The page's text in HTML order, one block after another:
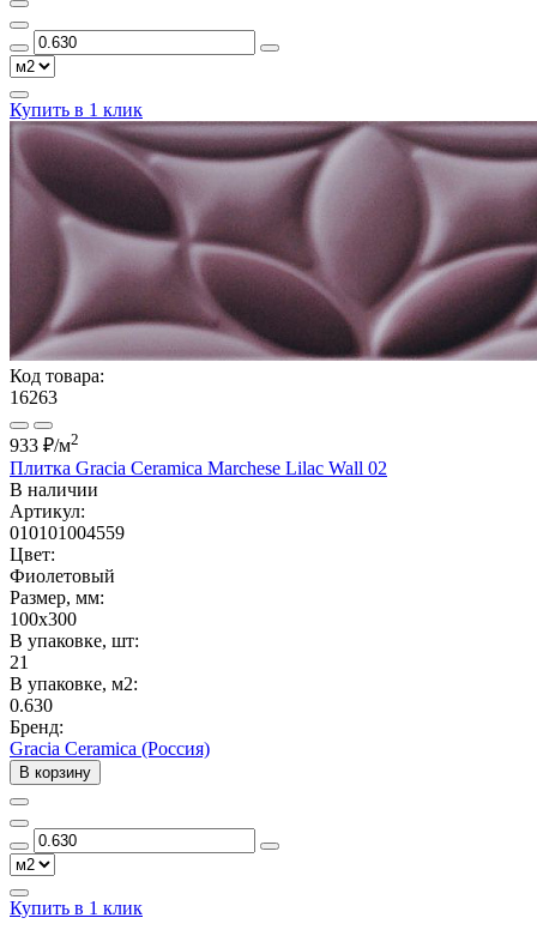
Купить в 1 клик
Код товара:
16263
933 ₽/м2
Плитка Gracia Ceramica Marchese Lilac Wall 02
В наличии
Артикул:
010101004559
Цвет:
Фиолетовый
Размер, мм:
100x300
В упаковке, шт:
21
В упаковке, м2:
0.630
Бренд:
Gracia Ceramica (Россия)
В корзину
Купить в 1 клик